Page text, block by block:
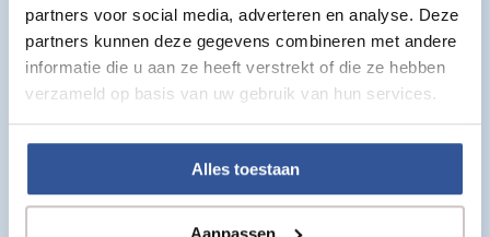
partners voor social media, adverteren en analyse. Deze
partners kunnen deze gegevens combineren met andere
informatie die u aan ze heeft verstrekt of die ze hebben
verzameld op basis van uw gebruik van hun services.
Alles toestaan
Aanpassen